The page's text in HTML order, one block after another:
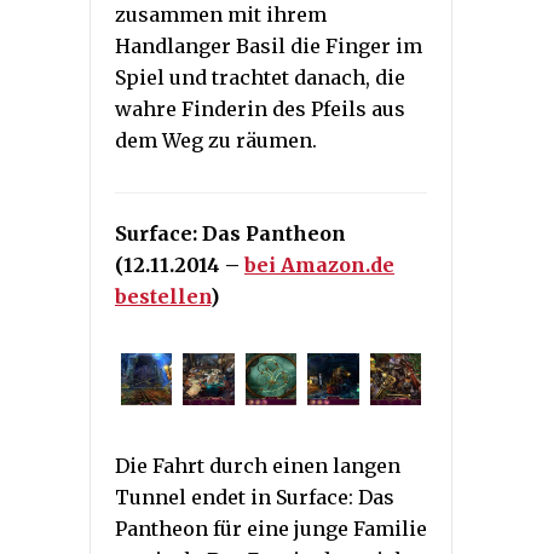
zusammen mit ihrem
Handlanger Basil die Finger im
Spiel und trachtet danach, die
wahre Finderin des Pfeils aus
dem Weg zu räumen.
Surface: Das Pantheon
(12.11.2014 –bei Amazon.de
bestellen)
Die Fahrt durch einen langen
Tunnel endet in Surface: Das
Pantheon für eine junge Familie